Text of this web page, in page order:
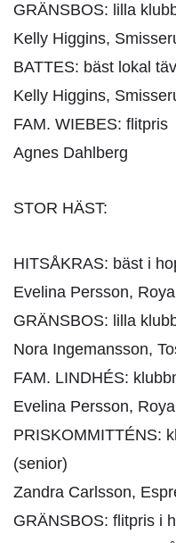
GRÄNSBOS: lilla
Kelly Higgins,
BATTES: bäst lokal
Kelly Higgins,
FAM. WIEBES: flitpris
Agnes Dahlberg
STOR HÄST:
HITSÅKRAS: bäst i
Evelina Persson,
GRÄNSBOS: lilla
Nora Ingemansson,
FAM. LINDHÉS:
Evelina Persson,
PRISKOMMITTÉNS:
(senior)
Zandra Carlsson,
GRÄNSBOS: flitpris i